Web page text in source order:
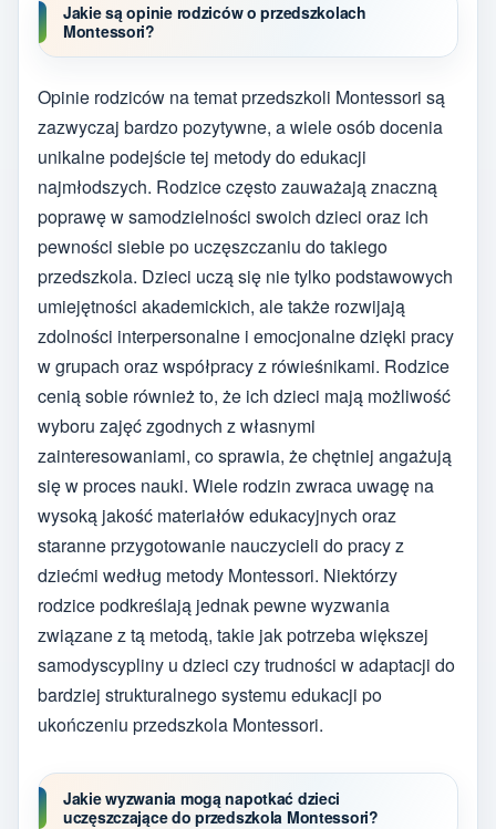
Jakie są opinie rodziców o przedszkolach
Montessori?
Opinie rodziców na temat przedszkoli Montessori są
zazwyczaj bardzo pozytywne, a wiele osób docenia
unikalne podejście tej metody do edukacji
najmłodszych. Rodzice często zauważają znaczną
poprawę w samodzielności swoich dzieci oraz ich
pewności siebie po uczęszczaniu do takiego
przedszkola. Dzieci uczą się nie tylko podstawowych
umiejętności akademickich, ale także rozwijają
zdolności interpersonalne i emocjonalne dzięki pracy
w grupach oraz współpracy z rówieśnikami. Rodzice
cenią sobie również to, że ich dzieci mają możliwość
wyboru zajęć zgodnych z własnymi
zainteresowaniami, co sprawia, że chętniej angażują
się w proces nauki. Wiele rodzin zwraca uwagę na
wysoką jakość materiałów edukacyjnych oraz
staranne przygotowanie nauczycieli do pracy z
dziećmi według metody Montessori. Niektórzy
rodzice podkreślają jednak pewne wyzwania
związane z tą metodą, takie jak potrzeba większej
samodyscypliny u dzieci czy trudności w adaptacji do
bardziej strukturalnego systemu edukacji po
ukończeniu przedszkola Montessori.
Jakie wyzwania mogą napotkać dzieci
uczęszczające do przedszkola Montessori?